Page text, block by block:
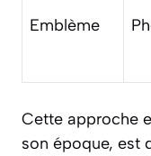
Emblème
Cette approche
son époque, est